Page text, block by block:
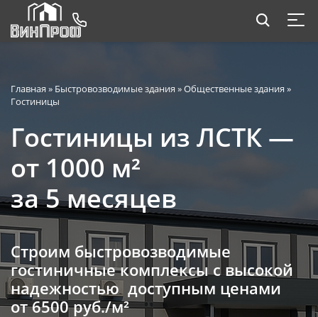
Главная » Быстровозводимые здания »Общественные здания »
Гостиницы
Гостиницы из ЛСТК —
от 1000 м²
за 5 месяцев
Строим быстровозводимые
гостиничные комплексы с высокой
надежностью доступным ценами
от 6500 руб./м²